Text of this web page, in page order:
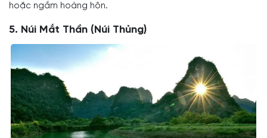
hoặc ngắm hoàng hôn.
5. Núi Mắt Thần (Núi Thủng)